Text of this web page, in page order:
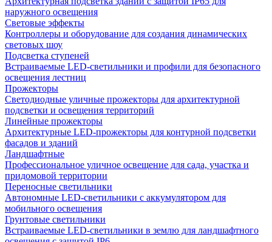
наружного освещения
Световые эффекты
Контроллеры и оборудование для создания динамических
световых шоу
Подсветка ступеней
Встраиваемые LED-светильники и профили для безопасного
освещения лестниц
Прожекторы
Светодиодные уличные прожекторы для архитектурной
подсветки и освещения территорий
Линейные прожекторы
Архитектурные LED-прожекторы для контурной подсветки
фасадов и зданий
Ландшафтные
Профессиональное уличное освещение для сада, участка и
придомовой территории
Переносные светильники
Автономные LED-светильники с аккумулятором для
мобильного освещения
Грунтовые светильники
Встраиваемые LED-светильники в землю для ландшафтного